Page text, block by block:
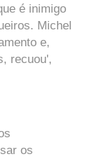
é inimigo
Michel
e,
recuou',
os